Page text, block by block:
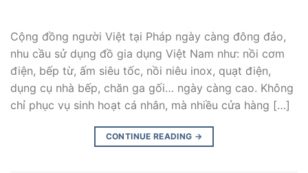
Cộng đồng người Việt tại Pháp ngày càng đông đảo,
nhu cầu sử dụng đồ gia dụng Việt Nam như: nồi cơm
điện, bếp từ, ấm siêu tốc, nồi niêu inox, quạt điện,
dụng cụ nhà bếp, chăn ga gối… ngày càng cao. Không
chỉ phục vụ sinh hoạt cá nhân, mà nhiều cửa hàng […]
CONTINUE READING →